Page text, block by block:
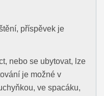
příspěvek je
nebo se ubytovat, lze
je možné v
ve spacáku,